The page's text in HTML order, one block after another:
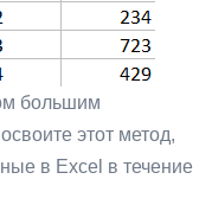
большим
этот метод,
в Excel в течение